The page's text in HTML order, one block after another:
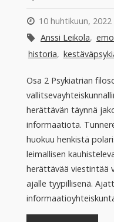
10 huhtikuun, 2022
Anssi Leikola,
historia,
Osa 2 Psykiatrian
herättävän täynnä
informaatiota.
huokuu henkistä
leimallisen
herättävää viestintää
ajalle tyypillisenä.